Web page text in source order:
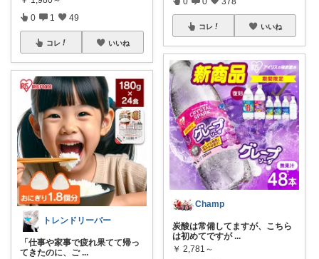
0 1 49
コレ いいね
トレンドリーバー
「仕事や家事で疲れ果てて帰っ
てきたのに、ご ...
コレ いいね
Champ
炭酸は常備してますが、こちら
は初めてですが ...
￥ 2,781～